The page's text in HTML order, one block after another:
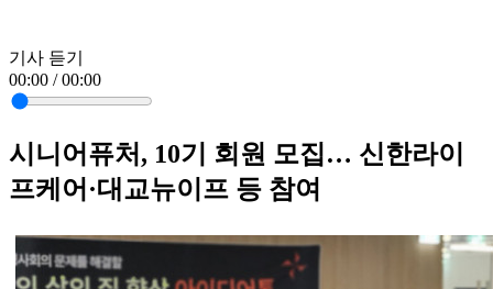
기사 듣기
00:00 / 00:00
시니어퓨처, 10기 회원 모집… 신한라이
프케어·대교뉴이프 등 참여